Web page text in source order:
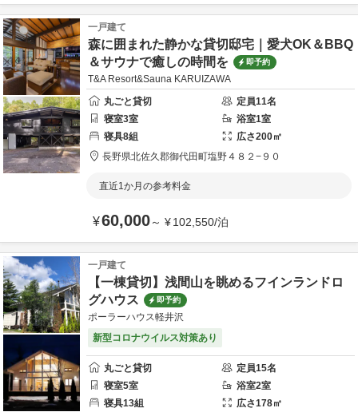
一戸建て
森に囲まれた静かな貸切邸宅｜愛犬OK＆BBQ
＆サウナで癒しの時間を
即予約
T&A Resort&Sauna KARUIZAWA
丸ごと貸切
定員11名
寝室3室 浴室1室
寝具8組 広さ200㎡
長野県北佐久郡御代田町塩野４８２−９０
直近1か月の参考料金
¥60,000～ ¥102,550/泊
一戸建て
【一棟貸切】浅間山を眺めるフインランドロ
グハウス
即予約
ポーラーハウス軽井沢
新型コロナウイルス対策あり
丸ごと貸切 定員15名
寝室5室 浴室2室
寝具13組 広さ178㎡